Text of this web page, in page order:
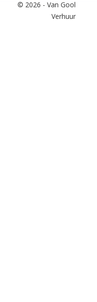
© 2026 - Van Gool
Verhuur